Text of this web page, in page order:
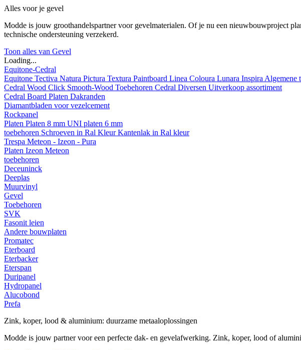
Alles voor je gevel
Modde is jouw groothandelspartner voor gevelmaterialen. Of je nu een nieuwbouwproject
technische ondersteuning verzekerd.
Toon alles van Gevel
Loading...
Equitone-Cedral
Equitone Tectiva Natura Pictura Textura Paintboard Linea Coloura Lunara Inspira Algemene
Cedral Wood Click Smooth-Wood Toebehoren Cedral Diversen Uitverkoop assortiment
Cedral Board Platen Dakranden
Diamantbladen voor vezelcement
Rockpanel
Platen Platen 8 mm UNI platen 6 mm
toebehoren Schroeven in Ral KleurKantenlak in Ral kleur
Trespa Meteon - Izeon - Pura
Platen Izeon Meteon
toebehoren
Deceuninck
Deeplas
Muurvinyl
Gevel
Toebehoren
SVK
Fasonit leien
Andere bouwplaten
Promatec
Eterboard
Eterbacker
Eterspan
Duripanel
Hydropanel
Alucobond
Prefa
Zink, koper, lood & aluminium: duurzame metaaloplossingen
Modde is jouw partner voor een perfecte dak- en gevelafwerking. Zink, koper, lood of